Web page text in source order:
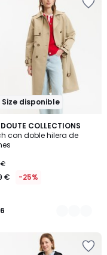
Size disponible
COLLECTIONS
con doble hilera de
€ -25%